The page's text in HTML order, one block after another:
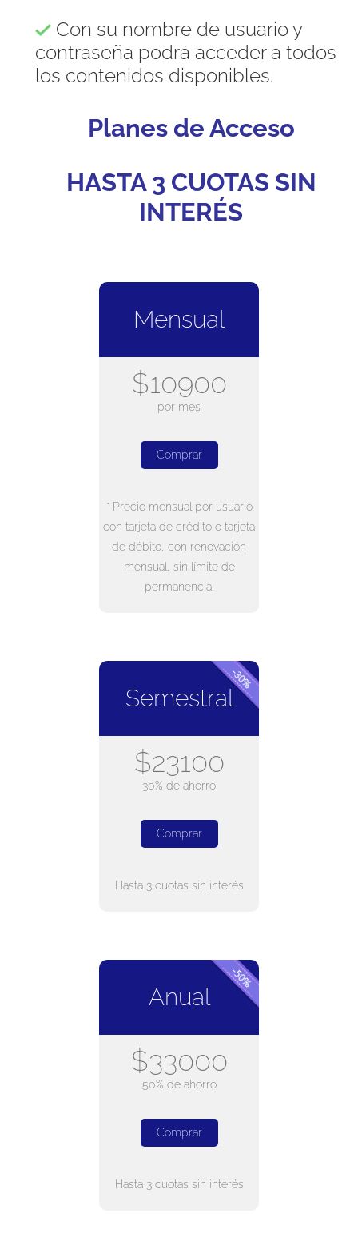
Con su nombre de usuario y
contraseña podrá acceder a todos
los contenidos disponibles.
Planes de Acceso
HASTA 3 CUOTAS SIN
INTERÉS
Mensual
$10900
por mes
Comprar
* Precio mensual por usuario
con tarjeta de crédito o tarjeta
de débito, con renovación
mensual, sin límite de
permanencia.
Semestral
$23100
30% de ahorro
Comprar
Hasta 3 cuotas sin interés
Anual
$33000
50% de ahorro
Comprar
Hasta 3 cuotas sin interés